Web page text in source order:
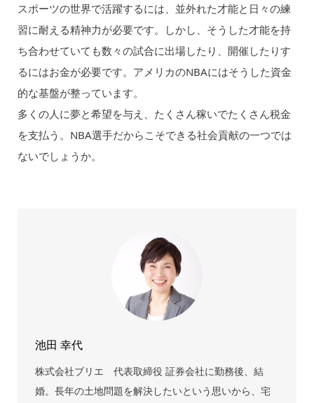
スポーツの世界で活躍するには、並外れた才能と日々の練
習に耐える精神力が必要です。しかし、そうした才能を持
ち合わせていても数々の試合に出場したり、開催したりす
るにはお金が必要です。アメリカのNBAにはそうした資金
的な基盤が整っています。
多くの人に夢と希望を与え、たくさん稼いでたくさん税金
を支払う。NBA選手だからこそできる社会貢献の一つでは
ないでしょうか。
池田 幸代
株式会社ブリエ 代表取締役 証券会社に勤務後、結
婚。長年の土地問題を解決したいという思いから、宅